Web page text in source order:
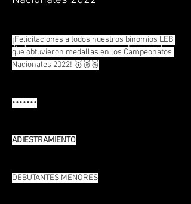
Anterior Siguiente
¡Felicitaciones a todos nuestros binomios LEB
que obtuvieron medallas en los Campeonatos
Nacionales 2022! 🥇🥈🥉
•••••••
ADIESTRAMIENTO
DEBUTANTES MENORES